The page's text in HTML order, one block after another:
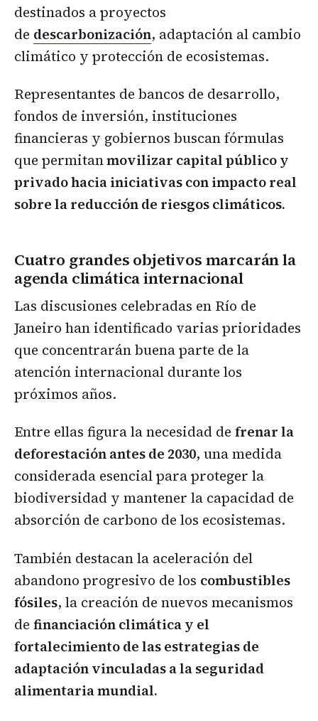
destinados a proyectos
de descarbonización, adaptación al cambio
climático y protección de ecosistemas.
Representantes de bancos de desarrollo,
fondos de inversión, instituciones
financieras y gobiernos buscan fórmulas
que permitanmovilizar capital público y
privado hacia iniciativas con impacto real
sobre la reducción de riesgos climáticos.
Cuatro grandes objetivos marcarán la
agenda climática internacional
Las discusiones celebradas en Río de
Janeiro han identificado varias prioridades
que concentrarán buena parte de la
atención internacional durante los
próximos años.
Entre ellas figura la necesidad de frenar la
deforestación antes de 2030, una medida
considerada esencial para proteger la
biodiversidad y mantener la capacidad de
absorción de carbono de los ecosistemas.
También destacan la aceleración del
abandono progresivo de los combustibles
fósiles, la creación de nuevos mecanismos
de financiación climática y el
fortalecimiento de las estrategias de
adaptación vinculadas a la seguridad
alimentaria mundial.